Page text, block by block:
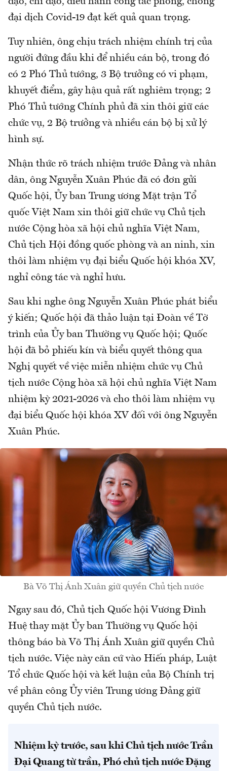
đại dịch Covid-19 đạt kết quả quan trọng.
Tuy nhiên, ông chịu trách nhiệm chính trị của
người đứng đầu khi để nhiều cán bộ, trong đó
có 2 Phó Thủ tướng, 3 Bộ trưởng có vi phạm,
khuyết điểm, gây hậu quả rất nghiêm trọng; 2
Phó Thủ tướng Chính phủ đã xin thôi giữ các
chức vụ, 2 Bộ trưởng và nhiều cán bộ bị xử lý
hình sự.
Nhận thức rõ trách nhiệm trước Đảng và nhân
dân, ông Nguyễn Xuân Phúc đã có đơn gửi
Quốc hội, Ủy ban Trung ương Mặt trận Tổ
quốc Việt Nam xin thôi giữ chức vụ Chủ tịch
nước Cộng hòa xã hội chủ nghĩa Việt Nam,
Chủ tịch Hội đồng quốc phòng và an ninh, xin
thôi làm nhiệm vụ đại biểu Quốc hội khóa XV,
nghỉ công tác và nghỉ hưu.
Sau khi nghe ông Nguyễn Xuân Phúc phát biểu
ý kiến; Quốc hội đã thảo luận tại Đoàn về Tờ
trình của Ủy ban Thường vụ Quốc hội; Quốc
hội đã bỏ phiếu kín và biểu quyết thông qua
Nghị quyết về việc miễn nhiệm chức vụ Chủ
tịch nước Cộng hòa xã hội chủ nghĩa Việt Nam
nhiệm kỳ 2021-2026 và cho thôi làm nhiệm vụ
đại biểu Quốc hội khóa XV đối với ông Nguyễn
Xuân Phúc.
Bà Võ Thị Ánh Xuân giữ quyền Chủ tịch nước
Ngay sau đó, Chủ tịch Quốc hội Vương Đình
Huệ thay mặt Ủy ban Thường vụ Quốc hội
thông báo bà Võ Thị Ánh Xuân giữ quyền Chủ
tịch nước. Việc này căn cứ vào Hiến pháp, Luật
Tổ chức Quốc hội và kết luận của Bộ Chính trị
về phân công Ủy viên Trung ương Đảng giữ
quyền Chủ tịch nước.
Nhiệm kỳ trước, sau khi Chủ tịch nước Trần
Đại Quang từ trần, Phó chủ tịch nước Đặng